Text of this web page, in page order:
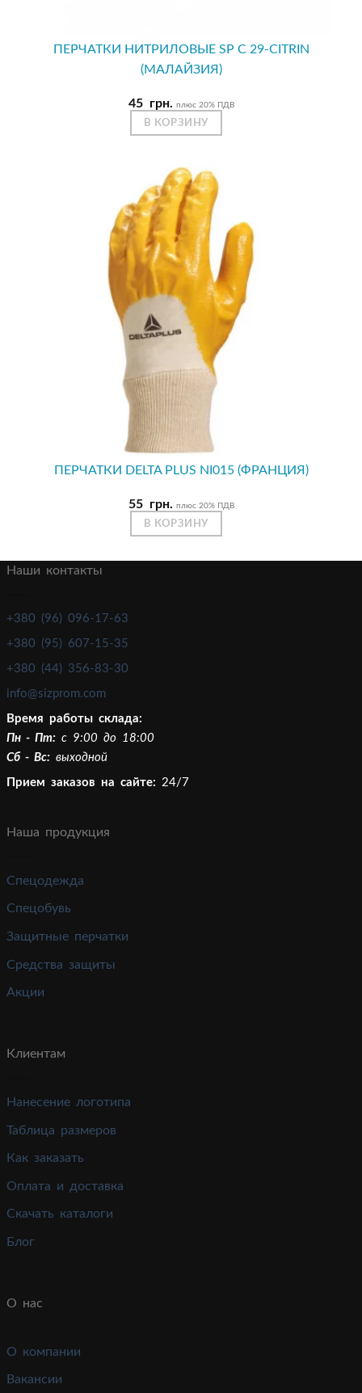
ПЕРЧАТКИ НИТРИЛОВЫЕ SP С 29-CITRIN
(МАЛАЙЗИЯ)
45 грн. плюс 20% ПДВ
В КОРЗИНУ
ПЕРЧАТКИ DELTA PLUS NI015 (ФРАНЦИЯ)
55 грн. плюс 20% ПДВ
В КОРЗИНУ
Наши контакты
+380 (96) 096-17-63
+380 (95) 607-15-35
+380 (44) 356-83-30
info@sizprom.com
Время работы склада:
Пн - Пт: c 9:00 до 18:00
Сб - Вс: выходной
Прием заказов на сайте: 24/7
Наша продукция
Спецодежда
Спецобувь
Защитные перчатки
Средства защиты
Акции
Клиентам
Нанесение логотипа
Таблица размеров
Как заказать
Оплата и доставка
Скачать каталоги
Блог
О нас
О компании
Вакансии